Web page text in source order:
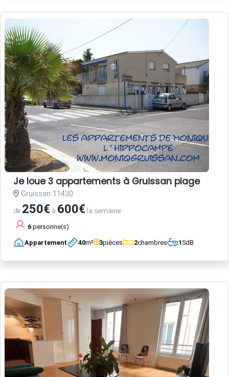
Je loue 3 appartements à Gruissan plage
Gruissan 11430
de 250€ à 600€ la semaine
6 personne(s)
Appartement 40m² 3pièces 2chambres 1SdB